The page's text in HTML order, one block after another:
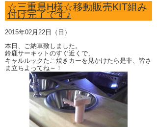
☆三重県H様☆移動販売KIT組み
付け完了です♪
2015年02月22日（日）
本日、ご納車致しました。
鈴鹿サーキットのすぐ近くで、
キャルルックたこ焼きカーを見かけたら是非、皆さ
ま立ちよってね～！